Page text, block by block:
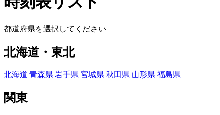
都道府県を選択してください
北海道・東北
北海道 青森県 岩手県 宮城県 秋田県 山形県 福島県
関東